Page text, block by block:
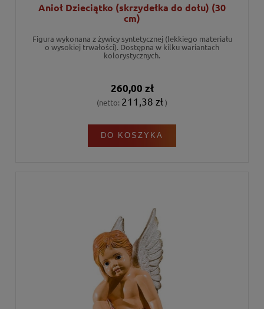
Anioł Dzieciątko (skrzydełka do dołu) (30
cm)
Figura wykonana z żywicy syntetycznej (lekkiego materiału
o wysokiej trwałości). Dostępna w kilku wariantach
kolorystycznych.
260,00 zł
(netto: 211,38 zł)
DO KOSZYKA